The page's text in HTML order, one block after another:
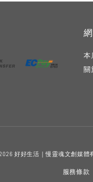
本
關
好好生活｜慢靈魂文創媒體
服務條款